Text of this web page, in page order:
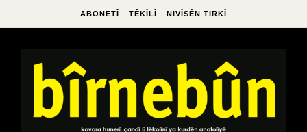
ABONETÎ TÊKÎLÎ NIVÎSÊN TIRKÎ